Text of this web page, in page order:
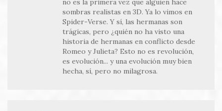
sombras realistas en 3D. Ya lo vimos en
Spider-Verse. Y sí, las hermanas son
trágicas, pero ¿quién no ha visto una
historia de hermanas en conflicto desde
Romeo y Julieta? Esto no es revolución,
es evolución... y una evolución muy bien
hecha, sí, pero no milagrosa.